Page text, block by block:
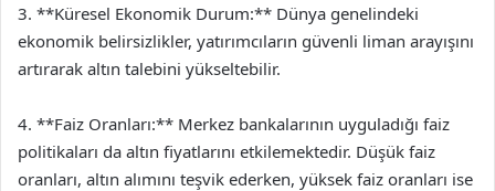
3. **Küresel Ekonomik Durum:** Dünya genelindeki
ekonomik belirsizlikler, yatırımcıların güvenli liman arayışını
artırarak altın talebini yükseltebilir.
4. **Faiz Oranları:** Merkez bankalarının uyguladığı faiz
politikaları da altın fiyatlarını etkilemektedir. Düşük faiz
oranları, altın alımını teşvik ederken, yüksek faiz oranları ise